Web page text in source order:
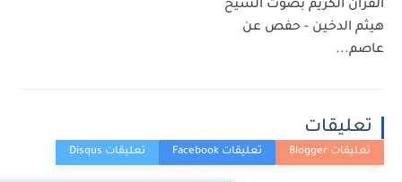
بصوت الشيخ
- حفص عن